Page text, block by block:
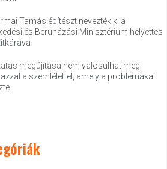
Tamás építészt nevezték ki a
és Beruházási Minisztérium helyettes
megújítása nem valósulhat meg
a szemlélettel, amely a problémákat